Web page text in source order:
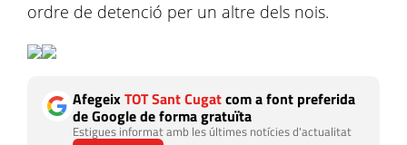
ordre de detenció per un altre dels nois.
AfegeixTOT Sant Cugatcom a font preferida
de Google de forma gratuïta
Estigues informat amb les últimes notícies d'actualitat